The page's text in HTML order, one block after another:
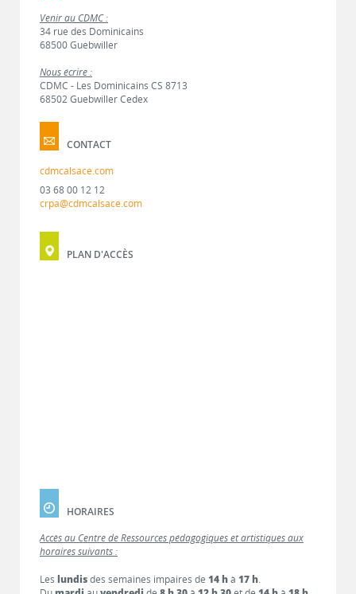
Venir au CDMC :
34 rue des Dominicains
68500 Guebwiller
Nous écrire :
CDMC - Les Dominicains CS 8713
68502 Guebwiller Cedex
CONTACT
cdmcalsace.com
03 68 00 12 12
crpa@cdmcalsace.com
PLAN D'ACCÈS
HORAIRES
Accès au Centre de Ressources pédagogiques et artistiques aux
horaires suivants :
Les lundisdes semaines impaires de 14 hà 17 h.